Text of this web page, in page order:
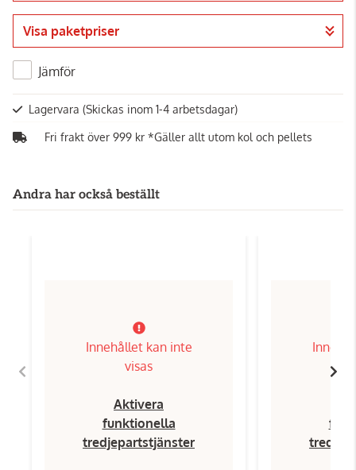
Visa paketpriser
Jämför
Lagervara (Skickas inom 1-4 arbetsdagar)
Fri frakt över 999 kr *Gäller allt utom kol och pellets
Andra har också beställt
Innehållet kan inte
visas
Aktivera
funktionella
tredjepartstjänster